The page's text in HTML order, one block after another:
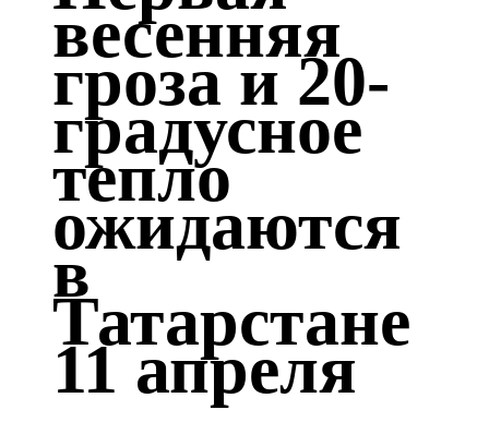
105,2 FM
Казан
91,5 FM
Кайбыч
106,1 FM
Кама тамагы
71,51 FM
Кукмара
107,9 FM
весенняя
гроза и 20-
градусное
тепло
ожидаются
в
Татарстане
11 апреля